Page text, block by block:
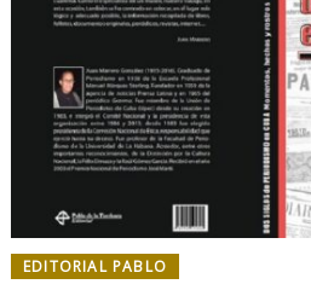
EDITORIAL PABLO